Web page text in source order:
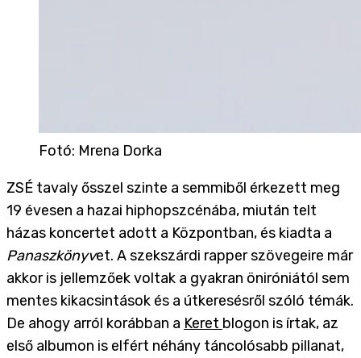
Fotó: Mrena Dorka
ZSÉ tavaly ősszel szinte a semmiből érkezett meg
19 évesen a hazai hiphopszcénába, miután telt
házas koncertet adott a Központban, és kiadta a
Panaszkönyvet. A szekszárdi rapper szövegeire már
akkor is jellemzőek voltak a gyakran öniróniától sem
mentes kikacsintások és a útkeresésről szóló témák.
De ahogy arról korábban a Keret blogon is írtak, az
első albumon is elfért néhány táncolósabb pillanat,